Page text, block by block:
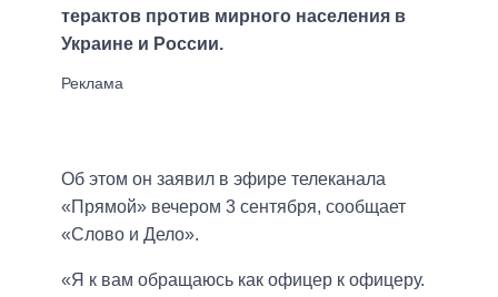
терактов против мирного населения в
Украине и России.
Об этом он заявил в эфире телеканала
«Прямой» вечером 3 сентября, сообщает
«Слово и Дело».
«Я к вам обращаюсь как офицер к офицеру.